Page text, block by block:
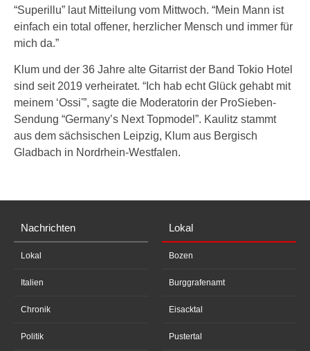
“Superillu” laut Mitteilung vom Mittwoch. “Mein Mann ist
einfach ein total offener, herzlicher Mensch und immer für
mich da.”
Klum und der 36 Jahre alte Gitarrist der Band Tokio Hotel
sind seit 2019 verheiratet. “Ich hab echt Glück gehabt mit
meinem ‘Ossi'”, sagte die Moderatorin der ProSieben-
Sendung “Germany’s Next Topmodel”. Kaulitz stammt
aus dem sächsischen Leipzig, Klum aus Bergisch
Gladbach in Nordrhein-Westfalen.
Nachrichten
Lokal
Italien
Chronik
Politik
Lokal
Bozen
Burggrafenamt
Eisacktal
Pustertal